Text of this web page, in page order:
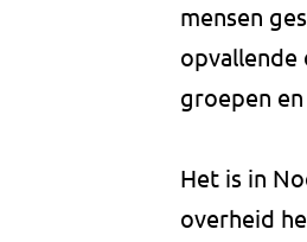
mensen
opvallende
groepen
Het is in
overheid